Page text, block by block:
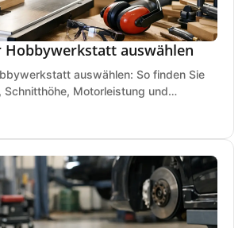
Hobbywerkstatt auswählen
auswählen: So finden Sie
Schnitthöhe, Motorleistung und